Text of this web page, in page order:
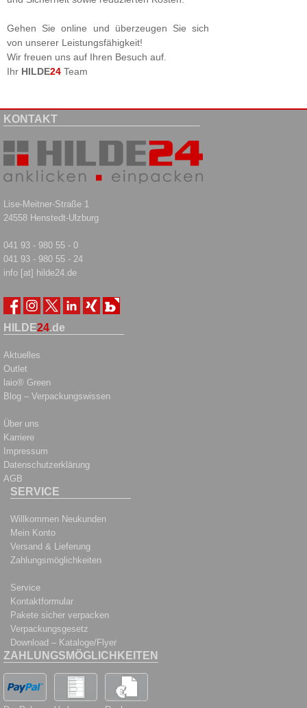
Gehen Sie online und überzeugen Sie sich
von unserer Leistungsfähigkeit!
Wir freuen uns auf Ihren Besuch auf.
Ihr HILDE24 Team
KONTAKT
Lise-Meitner-Straße 1
24558 Henstedt-Ulzburg
041 93 - 980 55 - 0
041 93 - 980 55 - 24
info [at] hilde24.de
HILDE24.de
Aktuelles
Outlet
laio® Green
Blog – Verpackungswissen
Über uns
Karriere
Impressum
Datenschutzerklärung
AGB
SERVICE
Willkommen Neukunden
Mein Konto
Versand & Lieferung
Zahlungsmöglichkeiten
Service
Kontaktformular
Pakete sicher verpacken
Verpackungsgesetz
Download – Kataloge/Flyer
ZAHLUNGSMÖGLICHKEITEN